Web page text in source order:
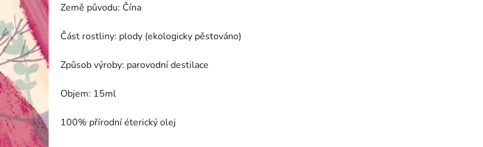
Země původu: Čína
Část rostliny: plody (ekologicky pěstováno)
Způsob výroby: parovodní destilace
Objem: 15ml
100% přírodní éterický olej